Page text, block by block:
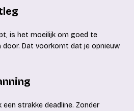
is het moeilijk om goed te
door. Dat voorkomt dat je opnieuw
strakke deadline. Zonder